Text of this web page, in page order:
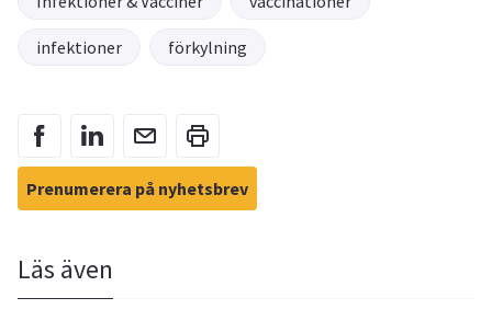
infektioner förkylning
Prenumerera på nyhetsbrev
Läs även